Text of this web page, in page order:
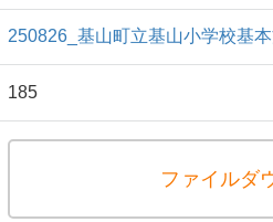
250826_基山町立基山小学校基本
185
ファイルダ